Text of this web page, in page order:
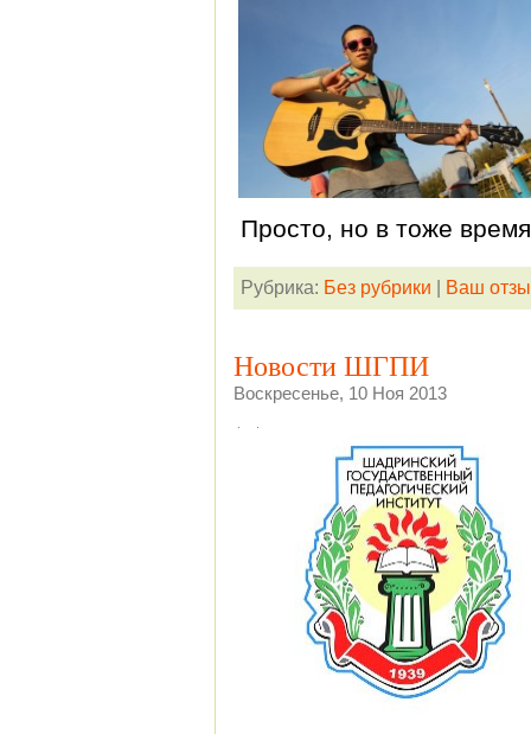
Просто, но в тоже
Рубрика: Без рубрики Ваш
Новости ШГПИ
Воскресенье, 10 Ноя 2013